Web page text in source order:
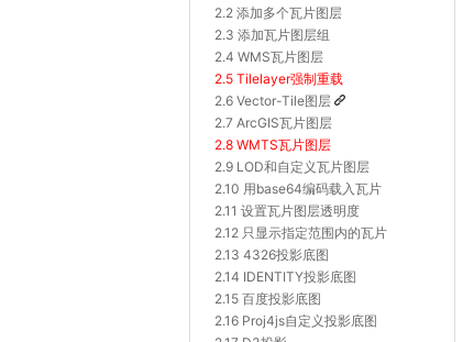
2.2 添加多个瓦片图层
2.3 添加瓦片图层组
2.4 WMS瓦片图层
2.5 Tilelayer强制重载
2.6 Vector-Tile图层
2.7 ArcGIS瓦片图层
2.8 WMTS瓦片图层
2.9 LOD和自定义瓦片图层
2.10 用base64编码载入瓦片
2.11 设置瓦片图层透明度
2.12 只显示指定范围内的瓦片
2.13 4326投影底图
2.14 IDENTITY投影底图
2.15 百度投影底图
2.16 Proj4js自定义投影底图